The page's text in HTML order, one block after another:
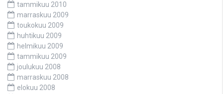
tammikuu 2010
marraskuu 2009
toukokuu 2009
huhtikuu 2009
helmikuu 2009
tammikuu 2009
joulukuu 2008
marraskuu 2008
elokuu 2008